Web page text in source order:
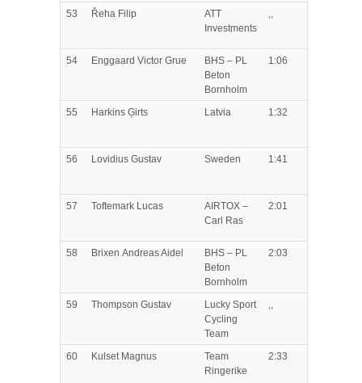
53 Řeha Filip
ATT
Investments
,,
54 Enggaard Victor Grue
BHS – PL
Beton
Bornholm
1:06
55 Harkins Ģirts Latvia 1:32
56 Lovidius Gustav Sweden 1:41
57 Toftemark Lucas
AIRTOX –
Carl Ras
2:01
58 Brixen Andreas Aidel
BHS – PL
Beton
Bornholm
2:03
59 Thompson Gustav
Lucky Sport
Cycling
Team
,,
60 KulsetMagnus
Team
Ringerike
2:33